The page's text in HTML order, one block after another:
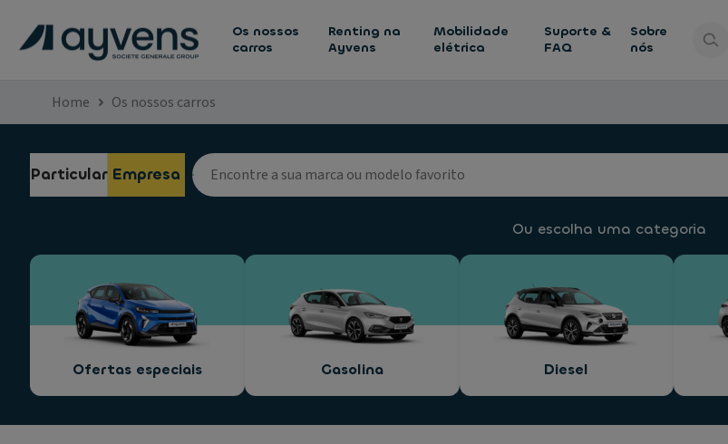
Os nossos
carros
Renting na
Ayvens
Mobilidade
elétrica
Suporte &
FAQ
Sobre
nós
Home Os nossos carros
Particular Empresa
Ou escolha uma categoria
Ofertas especiais Gasolina Diesel